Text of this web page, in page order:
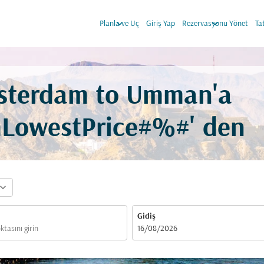
Planla ve Uç
keyboard_arrow_down Giriş Yap Rezervasyonu Yönet
keyboard_arrow_down
to Umman'a
den
expand_more
Gidiş
fc-booking-departure-date-aria-label
16/08/2026